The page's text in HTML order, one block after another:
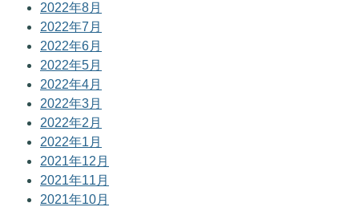
2022年8月
2022年7月
2022年6月
2022年5月
2022年4月
2022年3月
2022年2月
2022年1月
2021年12月
2021年11月
2021年10月